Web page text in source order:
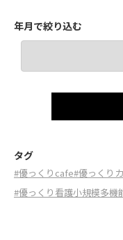
年月で絞り込む
タグ
#優っくりcafe#優っくり
#優っくり看護小規模多機